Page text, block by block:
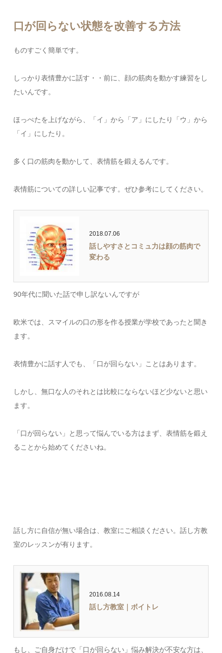
口が回らない状態を改善する方法
ものすごく簡単です。
しっかり表情豊かに話す・・前に、顔の筋肉を動かす練習をし
たいんです。
ほっぺたを上げながら、「イ」から「ア」にしたり「ウ」から
「イ」にしたり。
多く口の筋肉を動かして、表情筋を鍛えるんです。
表情筋についての詳しい記事です。ぜひ参考にしてください。
2018.07.06
話しやすさとコミュ力は顔の筋肉で
変わる
90年代に聞いた話で申し訳ないんですが
欧米では、スマイルの口の形を作る授業が学校であったと聞き
ます。
表情豊かに話す人でも、「口が回らない」ことはあります。
しかし、無口な人のそれとは比較にならないほど少ないと思い
ます。
「口が回らない」と思って悩んでいる方はまず、表情筋を鍛え
ることから始めてくださいね。
話し方に自信が無い場合は、教室にご相談ください。話し方教
室のレッスンが有ります。
2016.08.14
話し方教室｜ボイトレ
もし、ご自身だけで「口が回らない」悩み解決が不安な方は、